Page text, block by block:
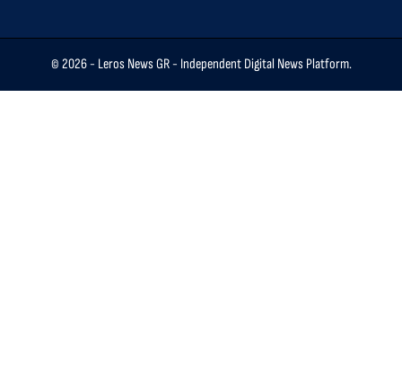
© 2026 - Leros News GR- Independent Digital News Platform.